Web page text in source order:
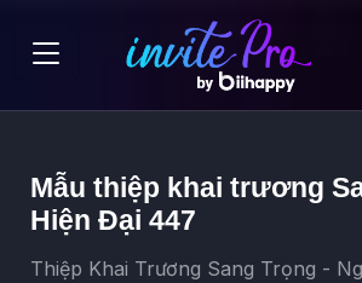
Mẫu thiệp khai trương
Hiện Đại 447
Thiệp Khai Trương Sang Trọng -